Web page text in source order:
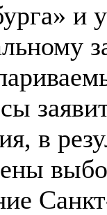
и
в